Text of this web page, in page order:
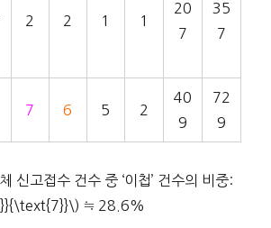
2 2 1 1
20
7
35
7
7 6 5 2
40
9
72
9
신고접수 건수 중 ‘이첩’ 건수의 비중:
≒ 28.6%